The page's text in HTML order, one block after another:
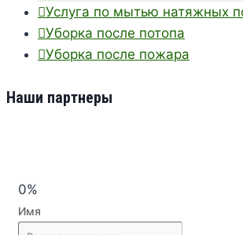
Услуга по мытью натяжных
Уборка после потопа
Уборка после пожара
Наши партнеры
0%
Имя